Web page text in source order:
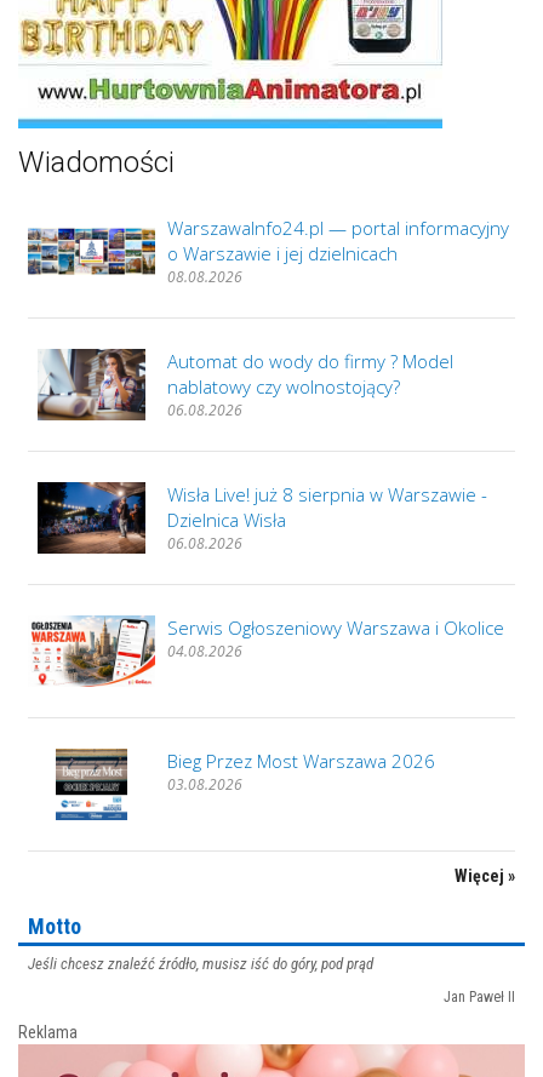
Wiadomości
WarszawaInfo24.pl — portal informacyjny
o Warszawie i jej dzielnicach
08.08.2026
Automat do wody do firmy ? Model
nablatowy czy wolnostojący?
06.08.2026
Wisła Live! już 8 sierpnia w Warszawie -
Dzielnica Wisła
06.08.2026
Serwis Ogłoszeniowy Warszawa i Okolice
04.08.2026
Bieg Przez Most Warszawa 2026
03.08.2026
Więcej »
Motto
Jeśli chcesz znaleźć źródło, musisz iść do góry, pod prąd
Jan Paweł II
Reklama